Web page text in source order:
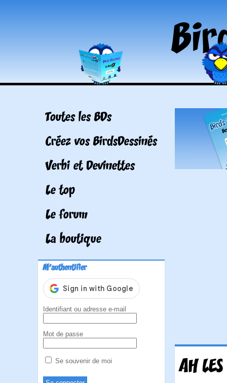
Toutes les BDs
Créez vos BirdsDessinés
Verbi et Devinettes
Le top
Le forum
La boutique
M'authentifier
Identifiant ou adresse e-mail
Mot de passe
Se souvenir de moi AH LES